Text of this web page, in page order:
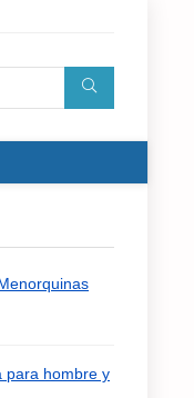
para hombre y